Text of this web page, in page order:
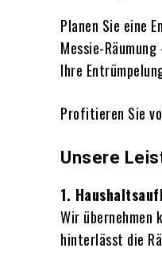
Planen Sie eine
Messie-
Ihre
Profitieren Sie
Unsere
1.
Wir übernehmen
hinterlässt die